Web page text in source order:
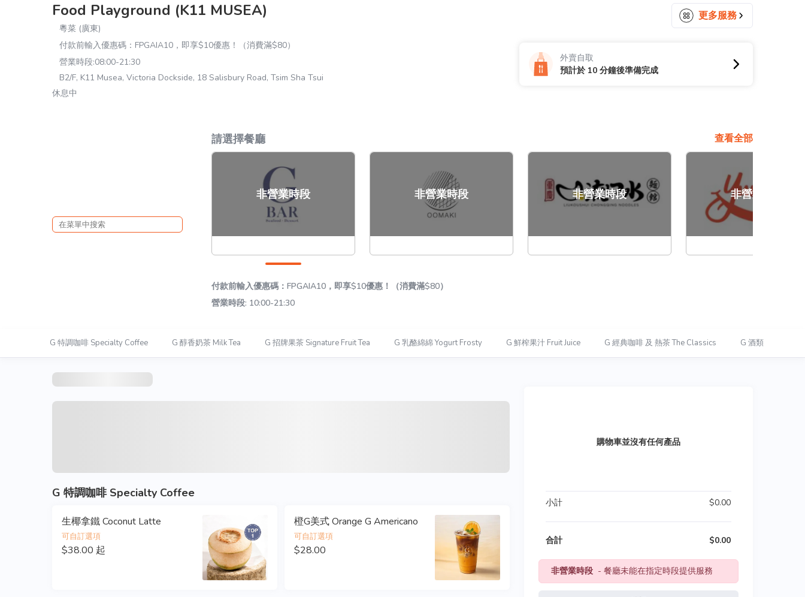
Food Playground (K11 MUSEA)
粵菜 (廣東)
付款前輸入優惠碼：FPGAIA10，即享$10優惠！（消費滿$80）
營業時段:08:00-21:30
B2/F, K11 Musea, Victoria Dockside, 18 Salisbury Road, Tsim Sha Tsui
休息中
更多服務
外賣自取
預計於 10 分鐘後準備完成
請選擇餐廳 查看全部
非營業時段 非營業時段 非營業時段 非營業時段
付款前輸入優惠碼：FPGAIA10，即享$10優惠！（消費滿$80）
營業時段: 10:00-21:30
G 特調咖啡 Specialty Coffee G 醇香奶茶 Milk Tea G 招牌果茶 Signature Fruit Tea G 乳酪綿綿 Yogurt Frosty G 鮮榨果汁 Fruit Juice G 經典咖啡 及 熱茶 The Classics G 酒類
G 特調咖啡 Specialty Coffee
生椰拿鐵 Coconut Latte
可自訂選項
$38.00 起
橙G美式 Orange G Americano
可自訂選項
$28.00
購物車並沒有任何產品
小計 $0.00
合計 $0.00
非營業時段 - 餐廳未能在指定時段提供服務